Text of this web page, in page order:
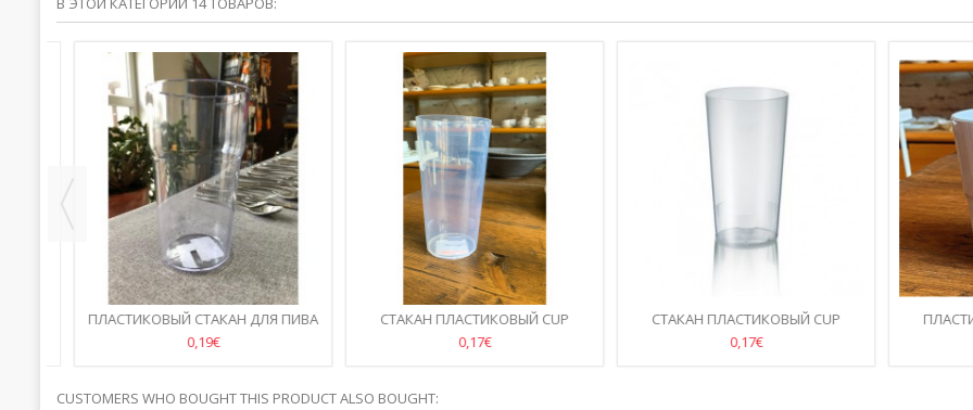
ПЛАСТИКОВЫЙ СТАКАН ДЛЯ ПИВА
ПИНТА 0,5Л
0,19€
СТАКАН ПЛАСТИКОВЫЙ CUP
CONCEPT 0,3Л
0,17€
СТАКАН ПЛАСТИКОВЫЙ CUP
CONCEPT 0,5Л
0,17€
CUSTOMERS WHO BOUGHT THIS PRODUCT ALSO BOUGHT: